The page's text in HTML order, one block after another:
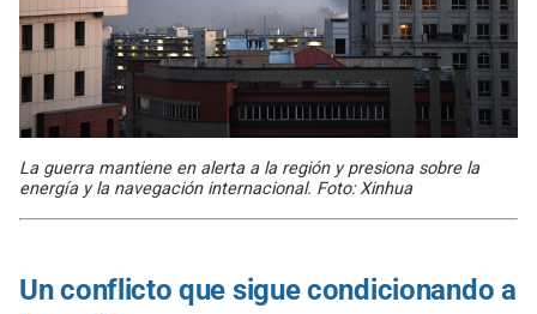
La guerra mantiene en alerta a la región y presiona sobre la
energía y la navegación internacional. Foto: Xinhua
Un conflicto que sigue condicionando a